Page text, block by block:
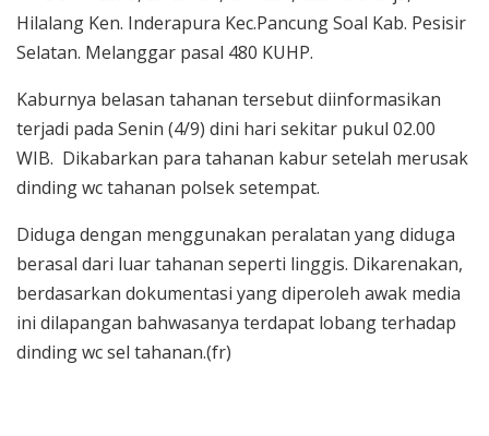
Hilalang Ken. Inderapura Kec.Pancung Soal Kab. Pesisir
Selatan. Melanggar pasal 480 KUHP.
Kaburnya belasan tahanan tersebut diinformasikan
terjadi pada Senin (4/9) dini hari sekitar pukul 02.00
WIB. Dikabarkan para tahanan kabur setelah merusak
dinding wc tahanan polsek setempat.
Diduga dengan menggunakan peralatan yang diduga
berasal dari luar tahanan seperti linggis. Dikarenakan,
berdasarkan dokumentasi yang diperoleh awak media
ini dilapangan bahwasanya terdapat lobang terhadap
dinding wc sel tahanan.(fr)